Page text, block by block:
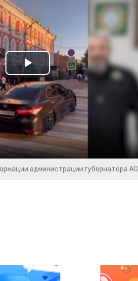
Play
Video
администрации губернатора АО